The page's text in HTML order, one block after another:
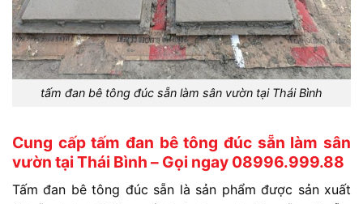
tấm đan bê tông đúc sẵn làm sân vườn tại Thái Bình
Cung cấp tấm đan bê tông đúc sẵn làm sân
vườn tại Thái Bình – Gọi ngay 08996.999.88
Tấm đan bê tông đúc sẵn là sản phẩm được sản xuất